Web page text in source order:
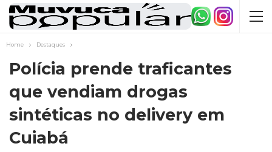
Home Destaques
Polícia prende traficantes
que vendiam drogas
sintéticas no delivery em
Cuiabá